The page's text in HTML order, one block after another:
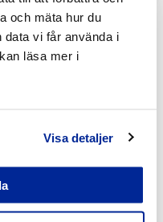
och mäta hur du
vi får använda i
läsa mer i
Visa detaljer
och Fäbodas